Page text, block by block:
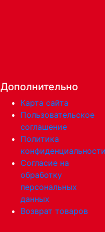
Дополнительно
Карта сайта
Пользовательское
соглашение
Политика
Согласие на
обработку
персональных
данных
Возврат товаров